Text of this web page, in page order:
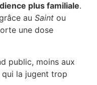
plus familiale.
au Saint ou
une dose
public, moins aux
qui la jugent trop